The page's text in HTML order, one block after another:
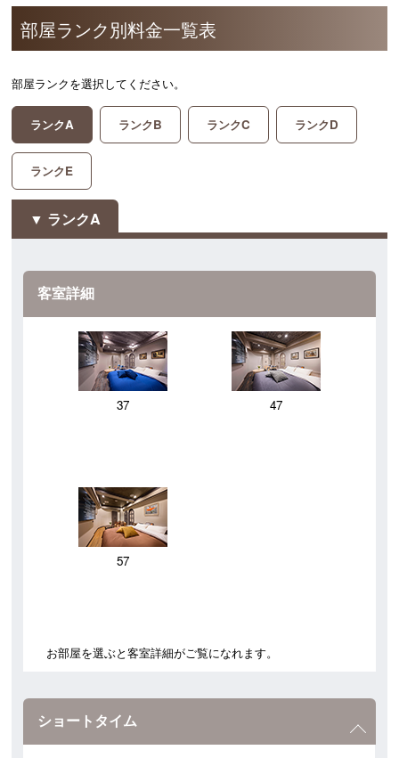
部屋ランク別料金一覧表
部屋ランクを選択してください。
ランクA ランクB ランクC ランクD
ランクE
ランクA
客室詳細
37 47
57
お部屋を選ぶと客室詳細がご覧になれます。
ショートタイム